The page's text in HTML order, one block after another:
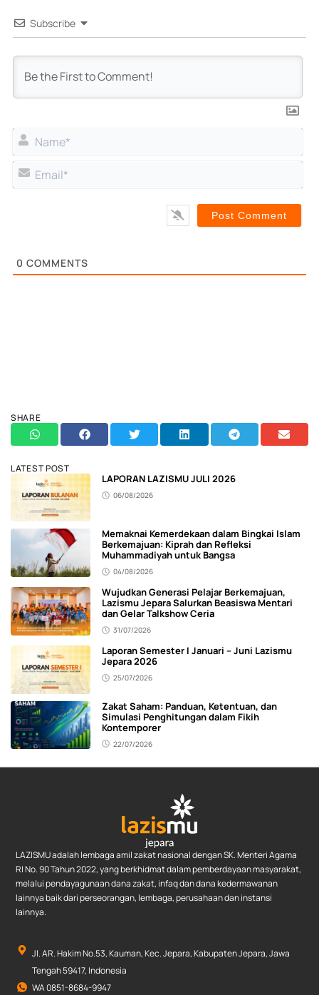
Subscribe
0 COMMENTS
SHARE
LATEST POST
LAPORAN LAZISMU JULI 2026
06/08/2026
Memaknai Kemerdekaan dalam Bingkai Islam
Berkemajuan: Kiprah dan Refleksi
Muhammadiyah untuk Bangsa
04/08/2026
Wujudkan Generasi Pelajar Berkemajuan,
Lazismu Jepara Salurkan Beasiswa Mentari
dan Gelar Talkshow Ceria
31/07/2026
Laporan Semester I Januari – Juni Lazismu
Jepara 2026
25/07/2026
Zakat Saham: Panduan, Ketentuan, dan
Simulasi Penghitungan dalam Fikih
Kontemporer
22/07/2026
LAZISMU adalah lembaga amil zakat nasional dengan SK. Menteri Agama
RI No. 90 Tahun 2022, yang berkhidmat dalam pemberdayaan masyarakat,
melalui pendayagunaan dana zakat, infaq dan dana kedermawanan
lainnya baik dari perseorangan, lembaga, perusahaan dan instansi
lainnya.
Jl. AR. Hakim No.53, Kauman, Kec. Jepara, Kabupaten Jepara, Jawa
Tengah 59417, Indonesia
WA 0851-8684-9947